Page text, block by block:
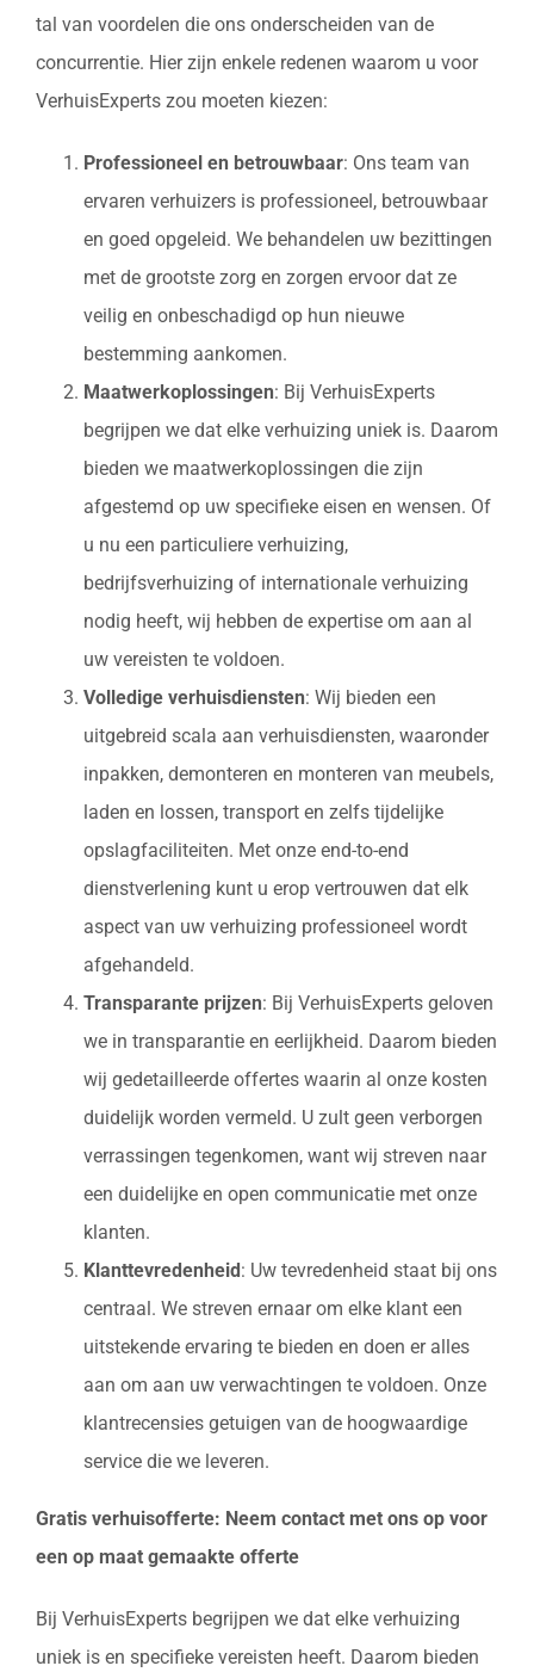
tal van voordelen die ons onderscheiden van de
concurrentie. Hier zijn enkele redenen waarom u voor
VerhuisExperts zou moeten kiezen:
Professioneel en betrouwbaar: Ons team van
ervaren verhuizers is professioneel, betrouwbaar
en goed opgeleid. We behandelen uw bezittingen
met de grootste zorg en zorgen ervoor dat ze
veilig en onbeschadigd op hun nieuwe
bestemming aankomen.
Maatwerkoplossingen: Bij VerhuisExperts
begrijpen we dat elke verhuizing uniek is. Daarom
bieden we maatwerkoplossingen die zijn
afgestemd op uw specifieke eisen en wensen. Of
u nu een particuliere verhuizing,
bedrijfsverhuizing of internationale verhuizing
nodig heeft, wij hebben de expertise om aan al
uw vereisten te voldoen.
Volledige verhuisdiensten: Wij bieden een
uitgebreid scala aan verhuisdiensten, waaronder
inpakken, demonteren en monteren van meubels,
laden en lossen, transport en zelfs tijdelijke
opslagfaciliteiten. Met onze end-to-end
dienstverlening kunt u erop vertrouwen dat elk
aspect van uw verhuizing professioneel wordt
afgehandeld.
Transparante prijzen: Bij VerhuisExperts geloven
we in transparantie en eerlijkheid. Daarom bieden
wij gedetailleerde offertes waarin al onze kosten
duidelijk worden vermeld. U zult geen verborgen
verrassingen tegenkomen, want wij streven naar
een duidelijke en open communicatie met onze
klanten.
Klanttevredenheid : Uw tevredenheid staat bij ons
centraal. We streven ernaar om elke klant een
uitstekende ervaring te bieden en doen er alles
aan om aan uw verwachtingen te voldoen. Onze
klantrecensies getuigen van de hoogwaardige
service die we leveren.
Gratis verhuisofferte: Neem contact met ons op voor
een op maat gemaakte offerte
Bij VerhuisExperts begrijpen we dat elke verhuizing
uniek is en specifieke vereisten heeft. Daarom bieden